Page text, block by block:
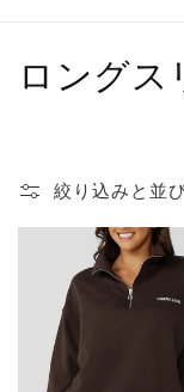
コ
シ
ロングス
絞り込みと並